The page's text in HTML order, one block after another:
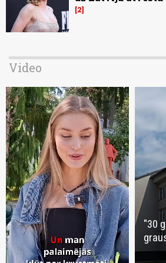
2
Video
"30